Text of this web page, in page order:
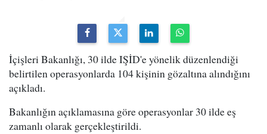
İçişleri Bakanlığı, 30 ilde IŞİD'e yönelik düzenlendiği
belirtilen operasyonlarda 104 kişinin gözaltına alındığını
açıkladı.
Bakanlığın açıklamasına göre operasyonlar 30 ilde eş
zamanlı olarak gerçekleştirildi.